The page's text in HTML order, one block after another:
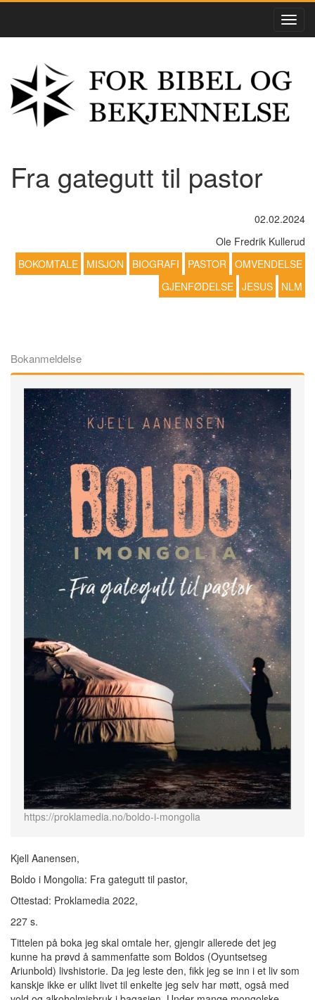
Fra gategutt til pastor
02.02.2024
Ole Fredrik Kullerud
BOKOMTALE
MISJON BIOGRAFI PASTOR OMVENDELSE
GJENFØDELSE JESUS NLM
Bokanmeldelse
https://proklamedia.no/boldo-i-mongolia
Kjell Aanensen,
Boldo i Mongolia: Fra gategutt til pastor,
Ottestad: Proklamedia 2022,
227 s.
Tittelen på boka jeg skal omtale her, gjengir allerede det jeg
kunne ha prøvd å sammenfatte som Boldos (Oyuntsetseg
Ariunbold) livshistorie. Da jeg leste den, fikk jeg se inn i et liv som
kanskje ikke er ulikt livet til enkelte jeg selv har møtt, også med